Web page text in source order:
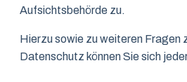
Aufsichtsbehörde zu.
Hierzu sowie zu weiteren Fragen
Datenschutz können Sie sich